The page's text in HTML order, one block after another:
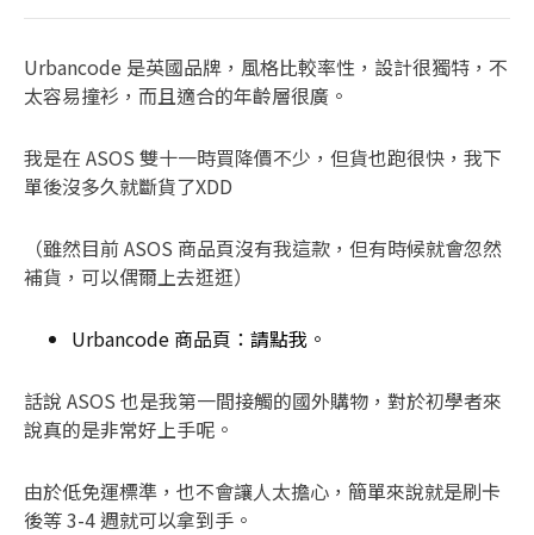
Urbancode 是英國品牌，風格比較率性，設計很獨特，不
太容易撞衫，而且適合的年齡層很廣。
我是在 ASOS 雙十一時買降價不少，但貨也跑很快，我下
單後沒多久就斷貨了XDD
（雖然目前 ASOS 商品頁沒有我這款，但有時候就會忽然
補貨，可以偶爾上去逛逛）
Urbancode 商品頁： 請點我 。
話說 ASOS 也是我第一間接觸的國外購物，對於初學者來
說真的是非常好上手呢。
由於低免運標準，也不會讓人太擔心，簡單來說就是刷卡
後等 3-4 週就可以拿到手。